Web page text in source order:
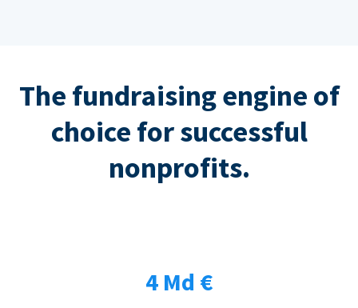
The fundraising engine of
choice for successful
nonprofits.
4 Md €